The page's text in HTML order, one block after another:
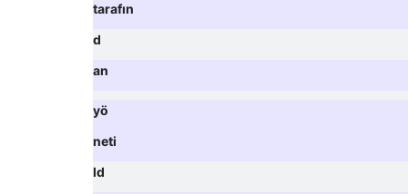
tarafın
d
an
yö
neti
ld